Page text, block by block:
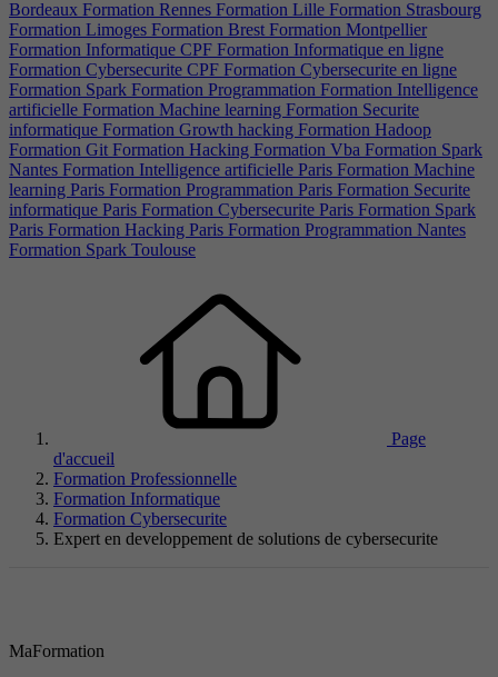
Bordeaux Formation Rennes Formation Lille Formation Strasbourg
Formation Limoges Formation Brest Formation Montpellier
Formation Informatique CPF Formation Informatique en ligne
Formation Cybersecurite CPF Formation Cybersecurite en ligne
Formation Spark Formation Programmation Formation Intelligence
artificielle Formation Machine learning Formation Securite
informatique Formation Growth hacking Formation Hadoop
Formation Git Formation Hacking Formation Vba Formation Spark
Nantes Formation Intelligence artificielle Paris Formation Machine
learning Paris Formation Programmation Paris Formation Securite
informatique Paris Formation Cybersecurite Paris Formation Spark
Paris Formation Hacking Paris Formation Programmation Nantes
Formation Spark Toulouse
Page
d'accueil
Formation Professionnelle
Formation Informatique
Formation Cybersecurite
Expert en developpement de solutions de cybersecurite
MaFormation